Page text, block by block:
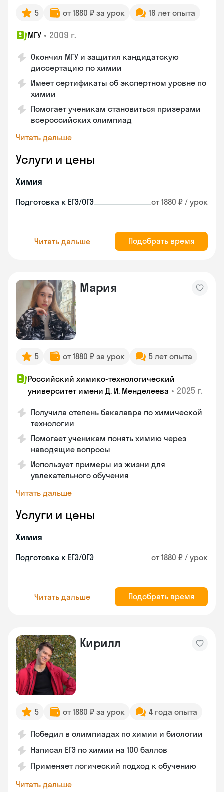
5 от 1880 ₽ за урок 16 лет опыта
МГУ • 2009 г.
Окончил МГУ и защитил кандидатскую
диссертацию по химии
Имеет сертификаты об экспертном уровне по
химии
Помогает ученикам становиться призерами
всероссийских олимпиад
Читать дальше
Услуги и цены
Химия
Подготовка к ЕГЭ/ОГЭ от 1880 ₽ / урок
Читать дальше Подобрать время
Мария
5 от 1880 ₽ за урок 5 лет опыта
Российский химико-технологический
университет имени Д. И. Менделеева • 2025 г.
Получила степень бакалавра по химической
технологии
Помогает ученикам понять химию через
наводящие вопросы
Использует примеры из жизни для
увлекательного обучения
Читать дальше
Услуги и цены
Химия
Подготовка к ЕГЭ/ОГЭ от 1880 ₽ / урок
Читать дальше Подобрать время
Кирилл
5 от 1880 ₽ за урок 4 года опыта
Победил в олимпиадах по химии и биологии
Написал ЕГЭ по химии на 100 баллов
Применяет логический подход к обучению
Читать дальше